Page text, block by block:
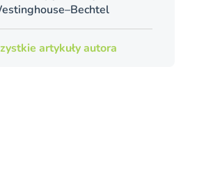
artykuły autora